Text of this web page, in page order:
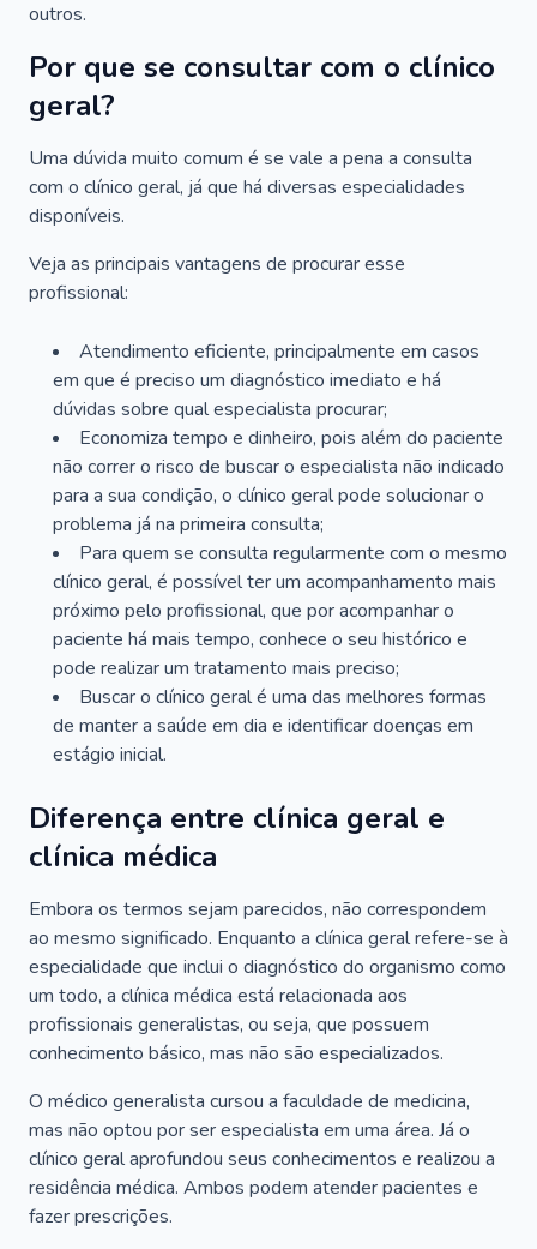
outros.
Por que se consultar com o clínico
geral?
Uma dúvida muito comum é se vale a pena a consulta
com o clínico geral, já que há diversas especialidades
disponíveis.
Veja as principais vantagens de procurar esse
profissional:
Atendimento eficiente, principalmente em casos
em que é preciso um diagnóstico imediato e há
dúvidas sobre qual especialista procurar;
Economiza tempo e dinheiro, pois além do paciente
não correr o risco de buscar o especialista não indicado
para a sua condição, o clínico geral pode solucionar o
problema já na primeira consulta;
Para quem se consulta regularmente com o mesmo
clínico geral, é possível ter um acompanhamento mais
próximo pelo profissional, que por acompanhar o
paciente há mais tempo, conhece o seu histórico e
pode realizar um tratamento mais preciso;
Buscar o clínico geral é uma das melhores formas
de manter a saúde em dia e identificar doenças em
estágio inicial.
Diferença entre clínica geral e
clínica médica
Embora os termos sejam parecidos, não correspondem
ao mesmo significado. Enquanto a clínica geral refere-se à
especialidade que inclui o diagnóstico do organismo como
um todo, a clínica médica está relacionada aos
profissionais generalistas, ou seja, que possuem
conhecimento básico, mas não são especializados.
O médico generalista cursou a faculdade de medicina,
mas não optou por ser especialista em uma área. Já o
clínico geral aprofundou seus conhecimentos e realizou a
residência médica. Ambos podem atender pacientes e
fazer prescrições.